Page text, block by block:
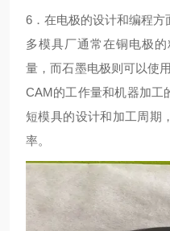
6．在电极的设计和编程
多模具厂通常在铜电极
量，而石墨电极则可以使
CAM的工作量和机器加工
短模具的设计和加工周期
率。